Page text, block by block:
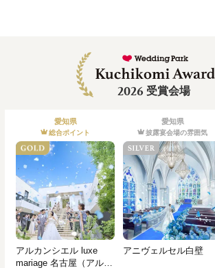
2026 受賞会場
愛知県
総合ポイント
アルカンシエル luxe
mariage 名古屋（アルカ
愛知県
披露宴会場の雰囲気
アニヴェルセル白壁